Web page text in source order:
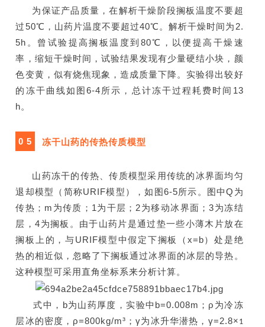
为保证产品质量，在解析干燥阶段搁板温度不要超
过50℃，山药片温度不要超过40℃。解析干燥时间为2.
5h。曾试验提高搁板温度到80℃，以便提高干燥速
率，缩短干燥时间，试验结果发现有少量硬结小块，颜
色变黄，似有烧焦现象，造成质量下降。实验得出较好
的冻干曲线如图6-4所示，总计冻干过程耗费时间13
h。
0 5 冻干山药的传热传质模型
山药冻干的传热、传质模型采用传统的冰界面均匀
退却模型（简称URIF模型），如图6-5所示。图中Q为
传热；m为传质；1为干层；2为移动冰界面；3为冻结
层，4为搁板。由于山药片是通过垫一些小薄木片放在
搁板上的，与URIF模型中假定下搁板（x=b）处是绝
热的相近似，忽略了下搁板通过冰界面的冰层的导热。
这种模型可采用直角坐标系来分析计算。
式中，b为山药厚度，实验中b=0.008m；ρ为冷冻
层冰的密度，ρ=800kg/m³；γ为冰升华潜热，γ=2.8× 1